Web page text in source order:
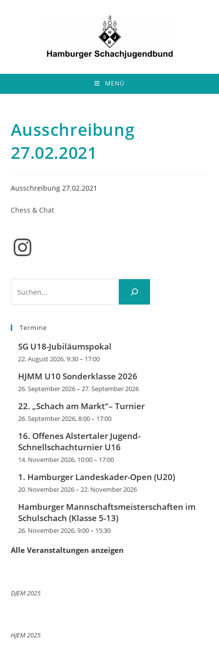
MENÜ
Ausschreibung
27.02.2021
Ausschreibung 27.02.2021
Chess & Chat
Instagram
Termine
SG U18-Jubiläumspokal
22. August 2026, 9:30– 17:00
HJMM U10 Sonderklasse 2026
26. September 2026–27. September 2026
22. „Schach am Markt“– Turnier
26. September 2026, 8:00– 17:00
16. Offenes Alstertaler Jugend-
Schnellschachturnier U16
14. November 2026, 10:00– 17:00
1. Hamburger Landeskader-Open (U20)
20. November 2026–22. November 2026
Hamburger Mannschaftsmeisterschaften im
Schulschach (Klasse 5-13)
26. November 2026, 9:00– 15:30
Alle Veranstaltungen anzeigen
DJEM 2025
HJEM 2025